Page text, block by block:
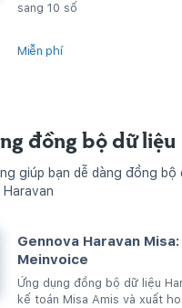
sang 10 số
Miễn phí
đồng bộ dữ liệu
giúp bạn dễ dàng đồng bộ
Gennova Haravan
Meinvoice
Ứng dụng đồng bộ dữ liệu
kế toán Misa Amis và xuất